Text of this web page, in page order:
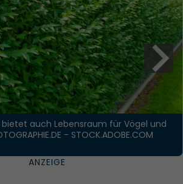
bietet auch Lebensraum für Vögel und
- STOCK.ADOBE.COM